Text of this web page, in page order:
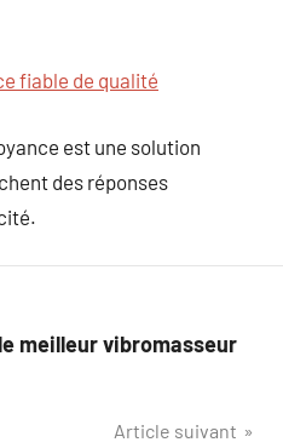
fiable de qualité
est une solution
des réponses
meilleur vibromasseur
Article suivant